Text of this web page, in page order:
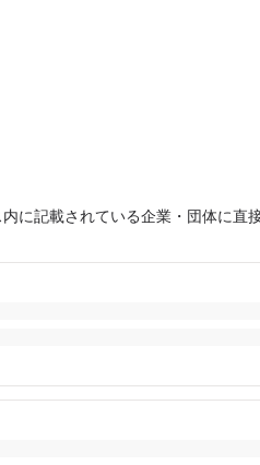
に記載されている企業・団体に直